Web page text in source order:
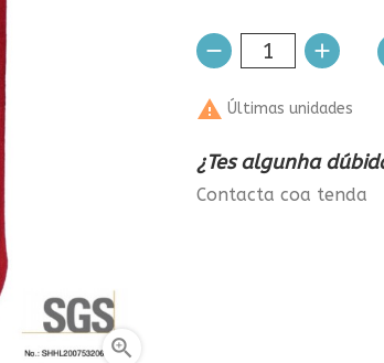

 Últimas unidades
¿Tes algunha
Contacta coa tenda